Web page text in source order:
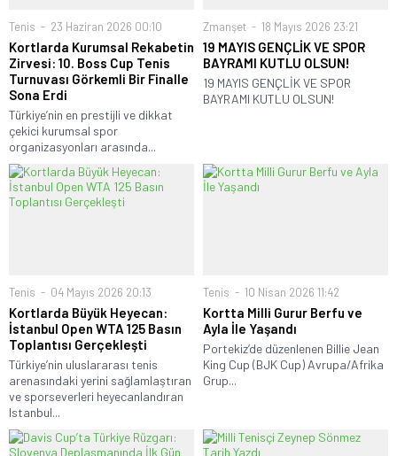
Tenis 23 Haziran 2026 00:10
Kortlarda Kurumsal Rekabetin
Zirvesi: 10. Boss Cup Tenis
Turnuvası Görkemli Bir Finalle
Sona Erdi
Türkiye’nin en prestijli ve dikkat
çekici kurumsal spor
organizasyonları arasında...
Zmanşet 18 Mayıs 2026 23:21
19 MAYIS GENÇLİK VE SPOR
BAYRAMI KUTLU OLSUN!
19 MAYIS GENÇLİK VE SPOR
BAYRAMI KUTLU OLSUN!
Tenis 04 Mayıs 2026 20:13
Kortlarda Büyük Heyecan:
İstanbul Open WTA 125 Basın
Toplantısı Gerçekleşti
Türkiye’nin uluslararası tenis
arenasındaki yerini sağlamlaştıran
ve sporseverleri heyecanlandıran
Istanbul...
Tenis 10 Nisan 2026 11:42
Kortta Milli Gurur Berfu ve
Ayla İle Yaşandı
Portekiz’de düzenlenen Billie Jean
King Cup (BJK Cup) Avrupa/Afrika
Grup...